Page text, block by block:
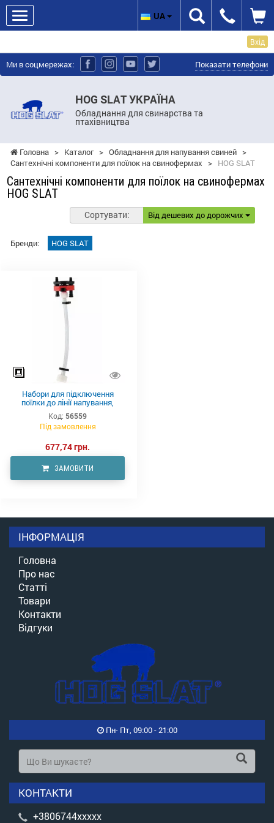
Вхід
Ми в соцмережах: Показати телефони
HOG SLAT УКРАЇНА
Обладнання для свинарства та
птахівництва
UA
Головна > Каталог > Обладнання для напування свиней >
Сантехнічні компоненти для поїлок на свинофермах
> HOG SLAT
Сантехнічні компоненти для поїлок на свинофермах
HOG SLAT
Сортувати: Від дешевих до дорожчих
Бренди: HOG SLAT
Набори для підключення
поїлки до лінії напування,
ХогСлат
Код: 56559
Під замовлення
677,74 грн.
ЗАМОВИТИ
ІНФОРМАЦІЯ
Головна
Про нас
Статті
Товари
Контакти
Відгуки
Пн- Пт, 09:00 - 21:00
КОНТАКТИ
+3806744xxxxx